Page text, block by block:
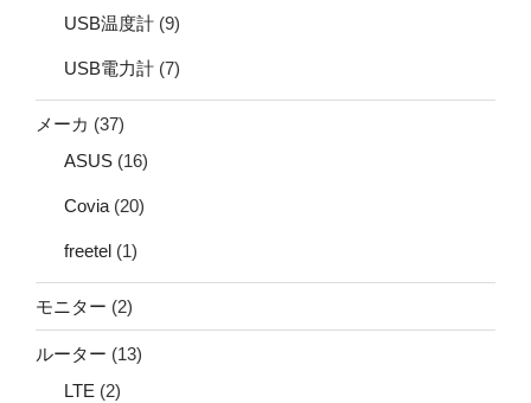
USB温度計 (9)
USB電力計 (7)
メーカ (37)
ASUS (16)
Covia (20)
freetel (1)
モニター (2)
ルーター (13)
LTE (2)